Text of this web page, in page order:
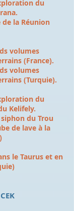
du
la Réunion
volumes
(France).
volumes
(Turquie).
du
Kelifely.
du Trou
de lave à la
le Taurus et en